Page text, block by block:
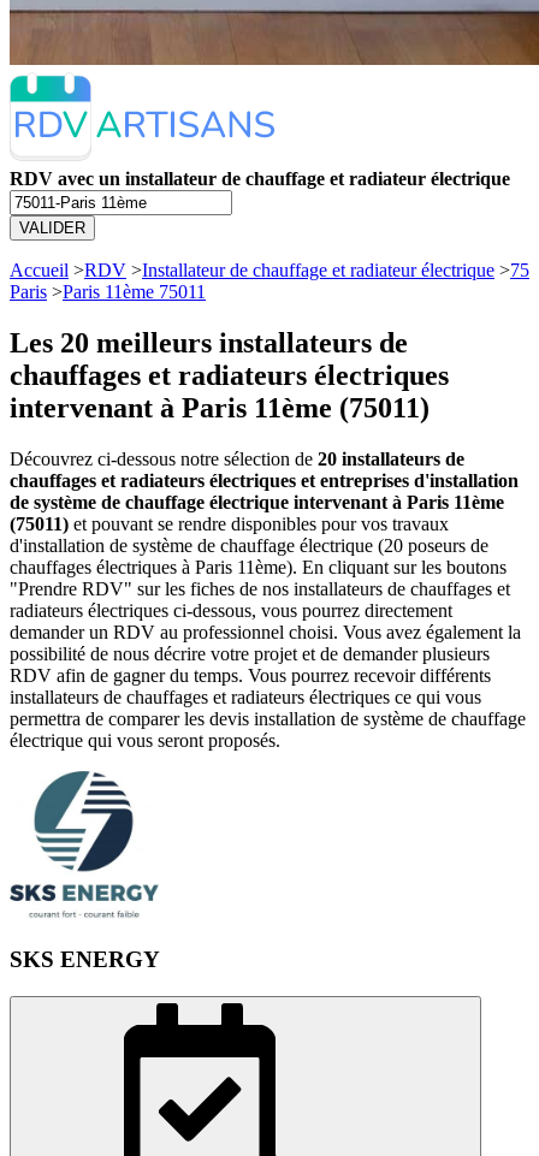
RDV avec un installateur de chauffage et radiateur électrique
VALIDER
Accueil >RDV >Installateur de chauffage et radiateur électrique >75
Paris >Paris 11ème 75011
Les 20 meilleurs installateurs de
chauffages et radiateurs électriques
intervenant à Paris 11ème (75011)
Découvrez ci-dessous notre sélection de 20 installateurs de
chauffages et radiateurs électriques et entreprises d'installation
de système de chauffage électrique intervenant à Paris 11ème
(75011) et pouvant se rendre disponibles pour vos travaux
d'installation de système de chauffage électrique (20 poseurs de
chauffages électriques à Paris 11ème). En cliquant sur les boutons
"Prendre RDV" sur les fiches de nos installateurs de chauffages et
radiateurs électriques ci-dessous, vous pourrez directement
demander un RDV au professionnel choisi. Vous avez également la
possibilité de nous décrire votre projet et de demander plusieurs
RDV afin de gagner du temps. Vous pourrez recevoir différents
installateurs de chauffages et radiateurs électriques ce qui vous
permettra de comparer les devis installation de système de chauffage
électrique qui vous seront proposés.
SKS ENERGY